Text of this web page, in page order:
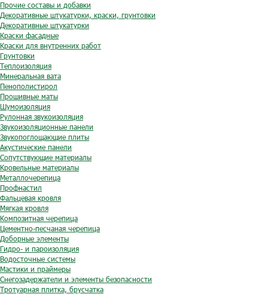
Прочие составы и добавки
Декоративные штукатурки, краски, грунтовки
Декоративные штукатурки
Краски фасадные
Краски для внутренних работ
Грунтовки
Теплоизоляция
Минеральная вата
Пенополистирол
Прошивные маты
Шумоизоляция
Рулонная звукоизоляция
Звукоизоляционные панели
Звукопоглощающие плиты
Акустические панели
Сопутствующие материалы
Кровельные материалы
Металлочерепица
Профнастил
Фальцевая кровля
Мягкая кровля
Композитная черепица
Цементно-песчаная черепица
Доборные элементы
Гидро- и пароизоляция
Водосточные системы
Мастики и праймеры
Снегозадержатели и элементы безопасности
Тротуарная плитка, брусчатка